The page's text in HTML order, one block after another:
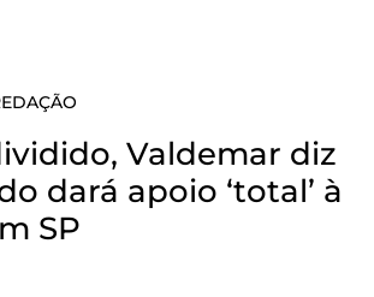
Valdemar diz
dará apoio ‘total’ à
SP